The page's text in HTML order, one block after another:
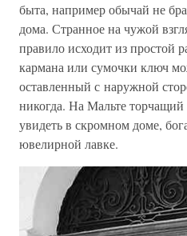
быта, например обычай не
дома. Странное на чужой
правило исходит из простой
кармана или сумочки ключ
оставленный с наружной
никогда. На Мальте
увидеть в скромном доме,
ювелирной лавке.